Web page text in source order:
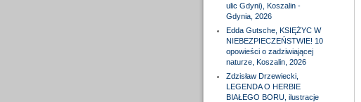
ulic Gdyni), Koszalin -
Gdynia, 2026
Edda Gutsche, KSIĘŻYC W
NIEBEZPIECZEŃSTWIE! 10
opowieści o zadziwiającej
naturze, Koszalin, 2026
Zdzisław Drzewiecki,
LEGENDA O HERBIE
BIAŁEGO BORU, ilustracje